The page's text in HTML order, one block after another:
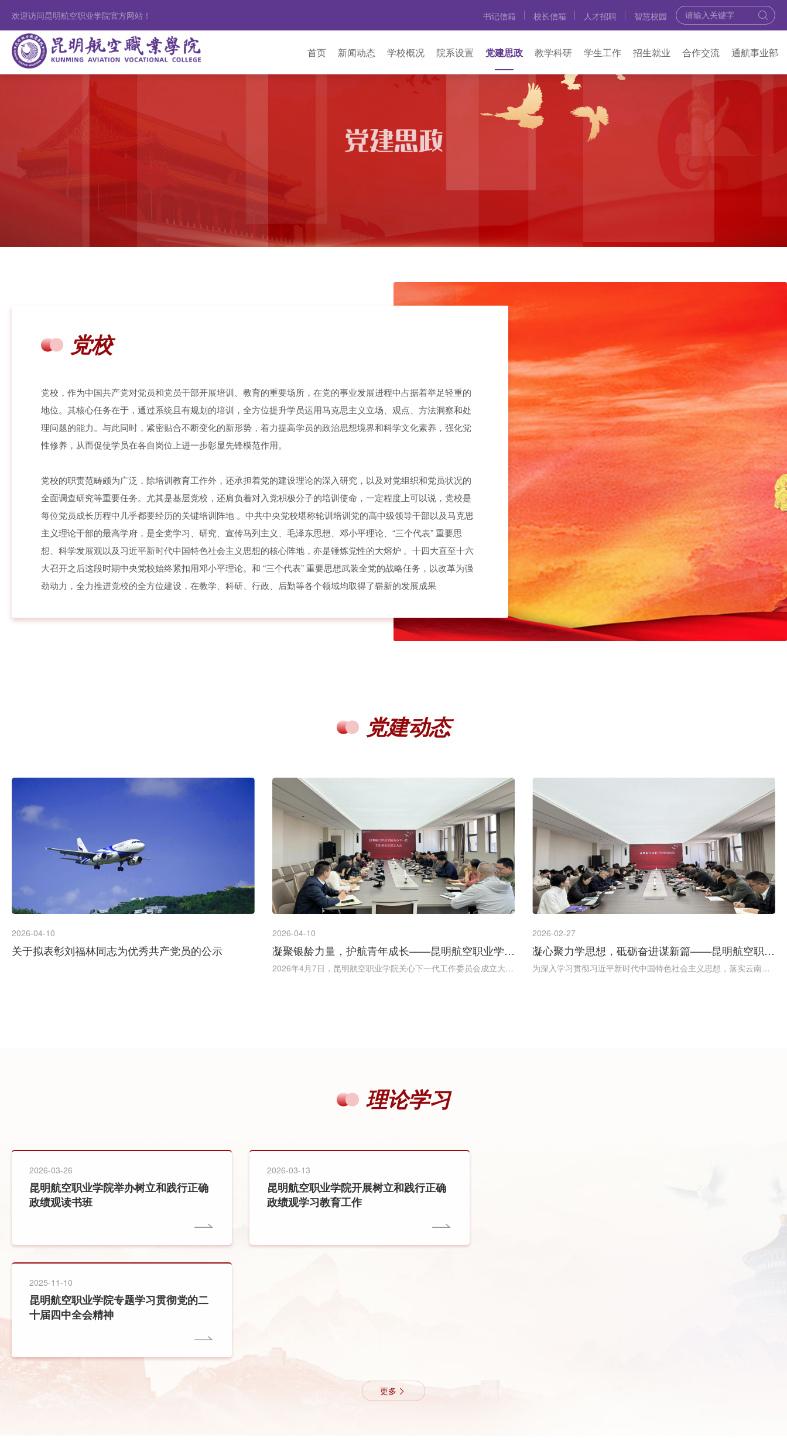
欢迎访问昆明航空职业学院官方网站！ 书记信箱 校长信箱 人才招聘 智慧校园
首页 新闻动态 学校概况 院系设置 党建思政 教学科研 学生工作 招生就业 合作交流 通航事业部
党校
党校，作为中国共产党对党员和党员干部开展培训、教育的重要场所，在党的事业发展进程中占据着举足轻重的
地位。其核心任务在于，通过系统且有规划的培训，全方位提升学员运用马克思主义立场、观点、方法洞察和处
理问题的能力。与此同时，紧密贴合不断变化的新形势，着力提高学员的政治思想境界和科学文化素养，强化党
性修养，从而促使学员在各自岗位上进一步彰显先锋模范作用。
党校的职责范畴颇为广泛，除培训教育工作外，还承担着党的建设理论的深入研究，以及对党组织和党员状况的
全面调查研究等重要任务。尤其是基层党校，还肩负着对入党积极分子的培训使命，一定程度上可以说，党校是
每位党员成长历程中几乎都要经历的关键培训阵地 。中共中央党校堪称轮训培训党的高中级领导干部以及马克思
主义理论干部的最高学府，是全党学习、研究、宣传马列主义、毛泽东思想、邓小平理论、“三个代表” 重要思
想、科学发展观以及习近平新时代中国特色社会主义思想的核心阵地，亦是锤炼党性的大熔炉 。十四大直至十六
大召开之后这段时期中央党校始终紧扣用邓小平理论。和 “三个代表” 重要思想武装全党的战略任务，以改革为强
劲动力，全力推进党校的全方位建设，在教学、科研、行政、后勤等各个领域均取得了崭新的发展成果
党建动态
2026-04-10
关于拟表彰刘福林同志为优秀共产党员的公示
2026-04-10
凝聚银龄力量，护航青年成长——昆明航空职业学院
关工委正式成立
2026年4月7日，昆明航空职业学院关心下一代工作委员会成立大会
2026-02-27
凝心聚力学思想，砥砺奋进谋新篇——昆明航空职业
学院召开党员会议
为深入学习贯彻习近平新时代中国特色社会主义思想，落实云南省
理论学习
2026-03-26
昆明航空职业学院举办树立和践行正确
政绩观读书班
2026-03-13
昆明航空职业学院开展树立和践行正确
政绩观学习教育工作
2025-11-10
昆明航空职业学院专题学习贯彻党的二
十届四中全会精神
更多